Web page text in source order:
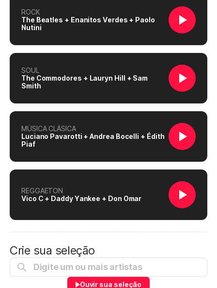
ROCK
The Beatles + Enanitos Verdes + Paolo
Nutini
SOUL
The Commodores + Lauryn Hill + Sam
Smith
MÚSICA CLÁSICA
Luciano Pavarotti + Andrea Bocelli + Édith
Piaf
REGGAETON
Vico C + Daddy Yankee + Don Omar
Crie sua seleção
Ouvir sua seleção